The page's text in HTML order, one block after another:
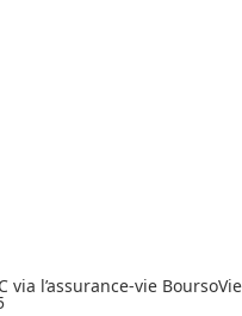
via l’assurance-vie BoursoVie